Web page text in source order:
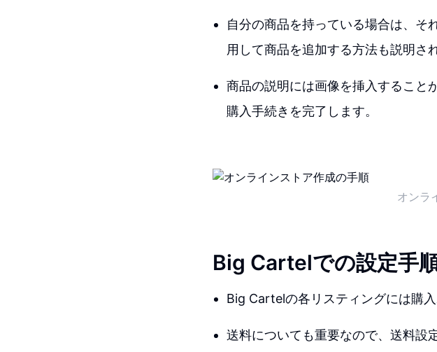
自分の商品を持っている場合は、そ
用して商品を追加する方法も説明さ
商品の説明には画像を挿入すること
購入手続きを完了します。
オンラ
Big Cartelでの設定手
Big Cartelの各リスティングには購
送料についても重要なので、送料設